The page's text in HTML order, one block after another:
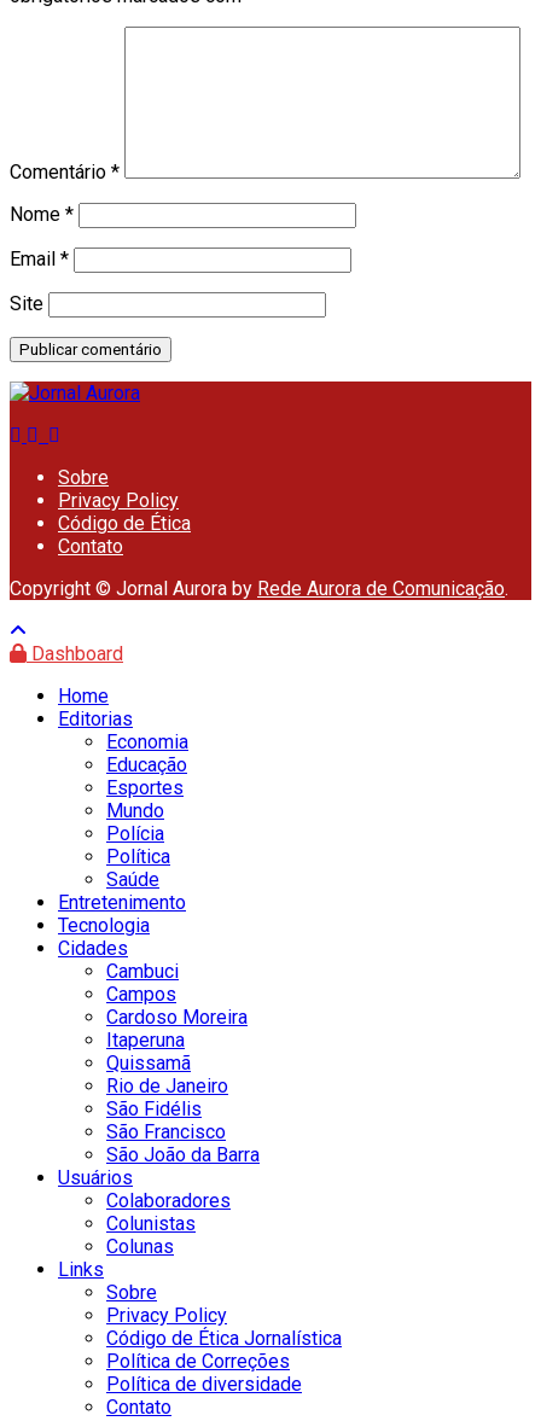
Comentário *
Nome *
Email *
Site
Sobre
Privacy Policy
Código de Ética
Contato
Copyright © Jornal Aurora by Rede Aurora de Comunicação.
Dashboard
Home
Editorias
Economia
Educação
Esportes
Mundo
Polícia
Política
Saúde
Entretenimento
Tecnologia
Cidades
Cambuci
Campos
Cardoso Moreira
Itaperuna
Quissamã
Rio de Janeiro
São Fidélis
São Francisco
São João da Barra
Usuários
Colaboradores
Colunistas
Colunas
Links
Sobre
Privacy Policy
Código de Ética Jornalística
Política de Correções
Política de diversidade
Contato